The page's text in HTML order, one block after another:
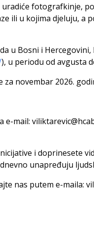
fotografkinje,
ili u kojima djeluju, a
u Bosni i
), u periodu od avgusta
novembar 2026.
e-mail:
i doprinesete
unapređuju
nas putem e-maila: